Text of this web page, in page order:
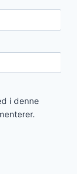
i denne